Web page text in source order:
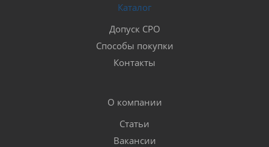
Каталог
Допуск СРО
Способы покупки
Контакты
О компании
Статьи
Вакансии